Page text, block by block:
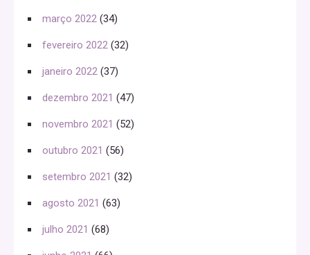
março 2022 (34)
fevereiro 2022 (32)
janeiro 2022 (37)
dezembro 2021 (47)
novembro 2021 (52)
outubro 2021 (56)
setembro 2021 (32)
agosto 2021 (63)
julho 2021 (68)